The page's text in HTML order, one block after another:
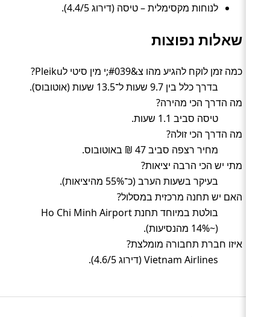
לנוחות מקסימלית – טיסה (דירוג 4.4/5).
שאלות נפוצות
כמה זמן לוקח להגיע מהו צ&#039;י מין סיטי לPleiku?
בדרך כלל בין 9.7 שעות ל־13.5 שעות (אוטובוס).
מה הדרך הכי מהירה?
טיסה סביב 1.1 שעות.
מה הדרך הכי זולה?
מחיר רצפה סביב 47 ₪ באוטובוס.
מתי יש הכי הרבה יציאות?
בעיקר בשעות הערב (כ־55% מהיציאות).
האם יש תחנה מרכזית במסלול?
בולטת במיוחד תחנת Ho Chi Minh Airport
(~14% מהנסיעות).
איזו חברת תחבורה מומלצת?
Vietnam Airlines (דירוג 4.6/5).